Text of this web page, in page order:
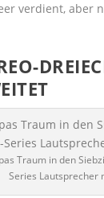
verdient, aber
Traum in den
Series Lautsprecher